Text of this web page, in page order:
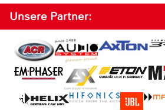
Unsere Partner: